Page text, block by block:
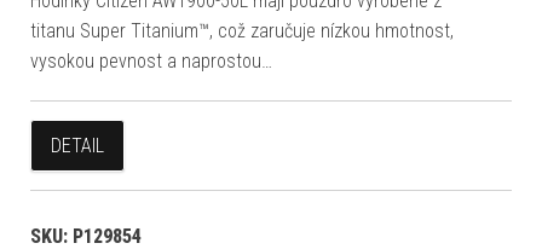
titanu Super Titanium™, což zaručuje nízkou hmotnost,
vysokou pevnost a naprostou…
DETAIL
SKU: P129854